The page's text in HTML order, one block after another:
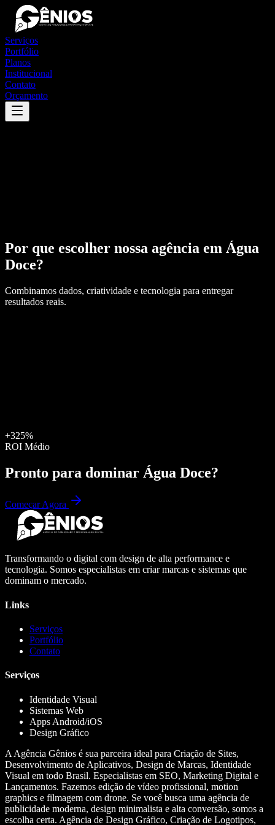
Serviços
Portfólio
Planos
Institucional
Contato
Orçamento
Por que escolher nossa agência em Água
Doce?
Combinamos dados, criatividade e tecnologia para entregar
resultados reais.
+325%
ROI Médio
Pronto para dominar Água Doce?
Começar Agora
Transformando o digital com design de alta performance e
tecnologia. Somos especialistas em criar marcas e sistemas que
dominam o mercado.
Links
Serviços
Portfólio
Contato
Serviços
Identidade Visual
Sistemas Web
Apps Android/iOS
Design Gráfico
A Agência Gênios é sua parceira ideal para Criação de Sites,
Desenvolvimento de Aplicativos, Design de Marcas, Identidade
Visual em todo Brasil. Especialistas em SEO, Marketing Digital e
Lançamentos. Fazemos edição de vídeo profissional, motion
graphics e filmagem com drone. Se você busca uma agência de
publicidade moderna, design minimalista e alta conversão, somos a
escolha certa. Agência de Design Gráfico, Criação de Logotipos,